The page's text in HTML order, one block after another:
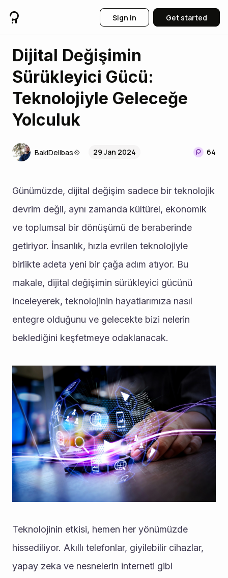
Sign in Get started
Dijital Değişimin
Sürükleyici Gücü:
Teknolojiyle Geleceğe
Yolculuk
BakiDelibas💠 29 Jan 2024 64
Günümüzde, dijital değişim sadece bir teknolojik
devrim değil, aynı zamanda kültürel, ekonomik
ve toplumsal bir dönüşümü de beraberinde
getiriyor. İnsanlık, hızla evrilen teknolojiyle
birlikte adeta yeni bir çağa adım atıyor. Bu
makale, dijital değişimin sürükleyici gücünü
inceleyerek, teknolojinin hayatlarımıza nasıl
entegre olduğunu ve gelecekte bizi nelerin
beklediğini keşfetmeye odaklanacak.
Teknolojinin etkisi, hemen her yönümüzde
hissediliyor. Akıllı telefonlar, giyilebilir cihazlar,
yapay zeka ve nesnelerin interneti gibi